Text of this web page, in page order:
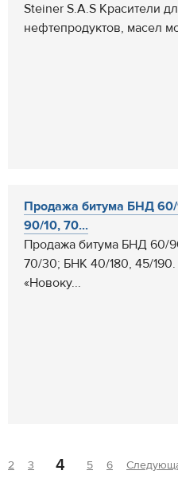
Steiner S.A.S Красители
нефтепродуктов, масел
Продажа битума БНД
90/10, 70...
Продажа битума БНД 60/
70/30; БНК 40/180, 45/
«Новоку...
2 3 4 5 6